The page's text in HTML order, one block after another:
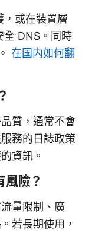
或在裝置層
全 DNS。同時
在国内如何翻
質，通常不會
務的日誌政策
資訊。
險？
量限制、廣
若長期使用，